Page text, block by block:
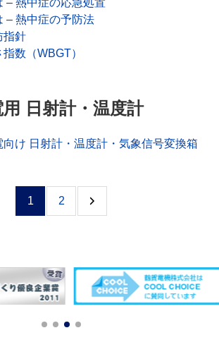
– 熱中症の予防法
指針
数（WBGT）
日射計・温度計
向け 日射計・温度計・気象信号変換箱
1 2